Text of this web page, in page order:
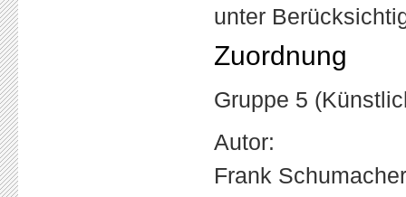
unter
Zuordnung
Gruppe 5
Autor:
Frank